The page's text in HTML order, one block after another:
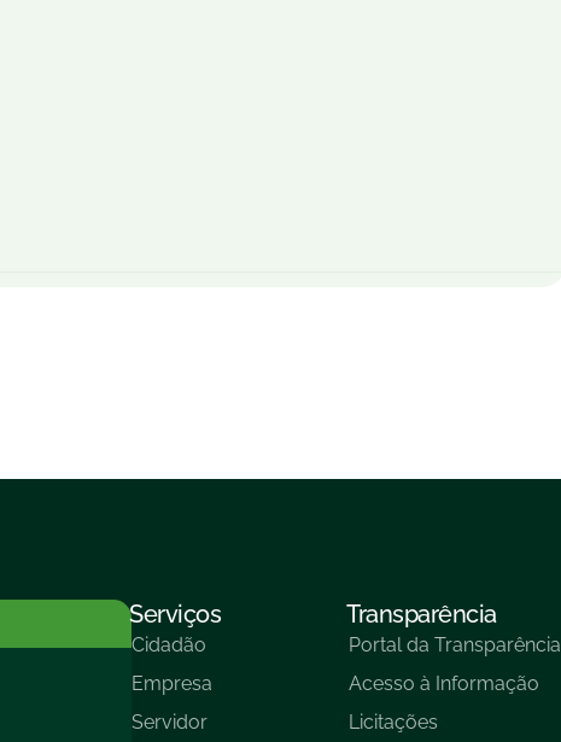
Serviços
Cidadão
Empresa
Servidor
Transparência
Portal da Transparência
Acesso à Informação
Licitações